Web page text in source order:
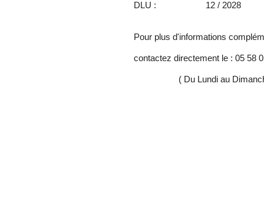
DLU : 12 / 2028
Pour plus d'informations
contactez directement le : 05 58
( Du Lundi au Dimanche